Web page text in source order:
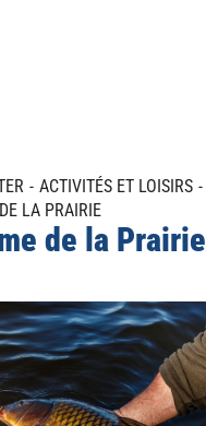
ACTIVITÉS ET LOISIRS
LA PRAIRIE
de la Prairie